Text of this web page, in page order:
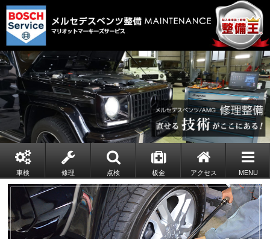
車検 修理 点検 板金 アクセス MENU